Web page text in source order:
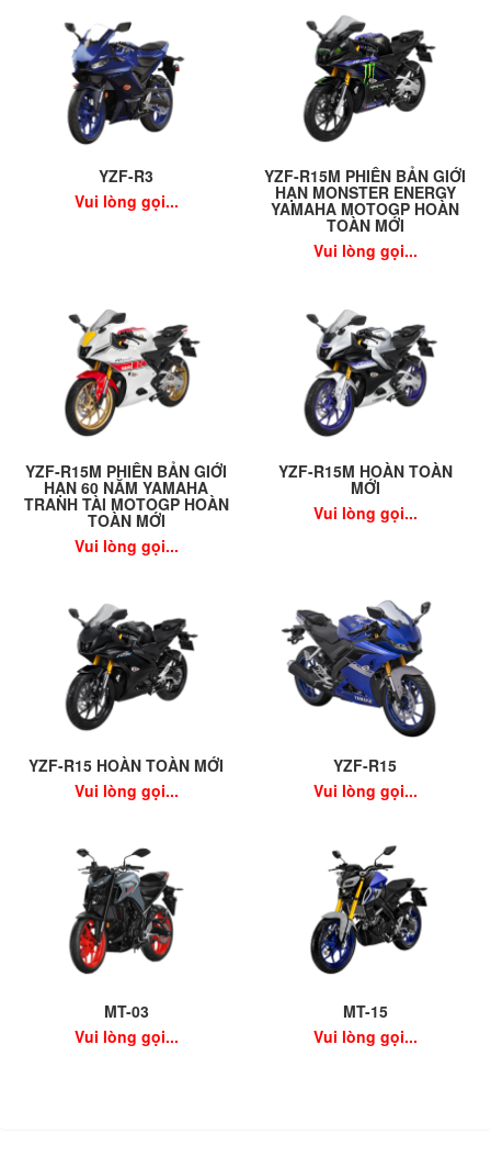
YZF-R3
Vui lòng gọi...
YZF-R15M PHIÊN BẢN GIỚI
HẠN MONSTER ENERGY
YAMAHA MOTOGP HOÀN
TOÀN MỚI
Vui lòng gọi...
YZF-R15M PHIÊN BẢN GIỚI
HẠN 60 NĂM YAMAHA
TRANH TÀI MOTOGP HOÀN
TOÀN MỚI
Vui lòng gọi...
YZF-R15M HOÀN TOÀN
MỚI
Vui lòng gọi...
YZF-R15 HOÀN TOÀN MỚI
Vui lòng gọi...
YZF-R15
Vui lòng gọi...
MT-03
Vui lòng gọi...
MT-15
Vui lòng gọi...